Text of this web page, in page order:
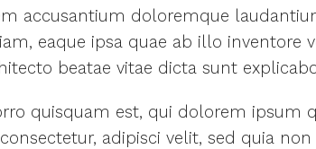
accusantium doloremque
eaque ipsa quae ab illo inventore
beatae vitae dicta sunt
quisquam est, qui dolorem ipsum
adipisci velit, sed quia non